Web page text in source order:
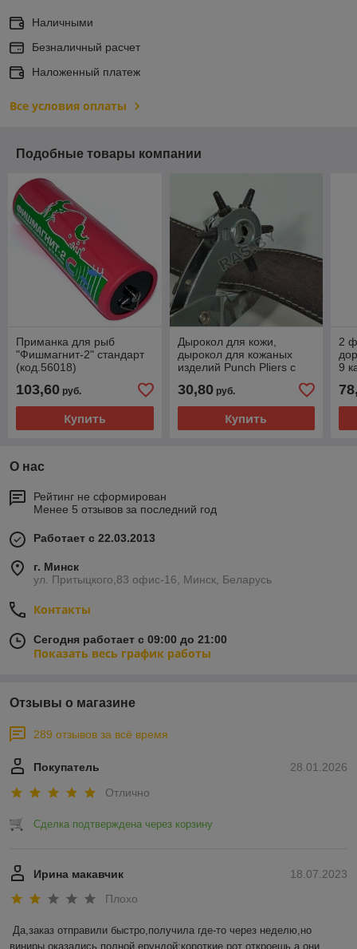
Наличными
Безналичный расчет
Наложенный платеж
Все условия оплаты
Подобные товары компании
Приманка для рыб
"Фишмагнит-2" стандарт
(код.56018)
103,60 руб.
Купить
Дырокол для кожи,
дырокол для кожаных
изделий Punch Pliers с
револьверной головкой
(отверстия 2.0, 2.5, 3.0,
3.5, 4.0, 4.5 мм) (код.9-
30,80руб.
Купить
2
9
О нас
Рейтинг не сформирован
Менее 5 отзывов за последний год
Работает с 22.03.2013
г. Минск
ул. Притыцкого,83 офис-16, Минск, Беларусь
Контакты
Сегодня работает с 09:00 до 21:00
Показать весь график работы
Отзывы о магазине
289 отзывов за всё время
28.01.2026
Покупатель
Отлично
Сделка подтверждена через корзину
18.07.2023
Ирина макавчик
Плохо
Да,заказ отправили быстро,получила где-то через неделю,но
виниры оказались полной ерундой:короткие,рот откроешь,а они